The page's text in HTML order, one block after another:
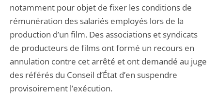
notamment pour objet de fixer les conditions de
rémunération des salariés employés lors de la
production d’un film. Des associations et syndicats
de producteurs de films ont formé un recours en
annulation contre cet arrêté et ont demandé au juge
des référés du Conseil d’État d’en suspendre
provisoirement l’exécution.